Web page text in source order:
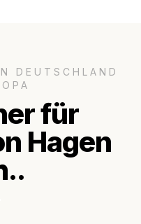
DEUTSCHLAND
für
Hagen